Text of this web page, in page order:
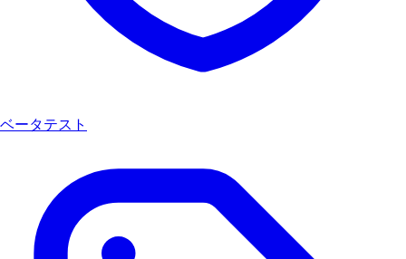
ベータテスト